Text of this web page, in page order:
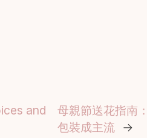
and
母親節送花指南
包裝成主流 →